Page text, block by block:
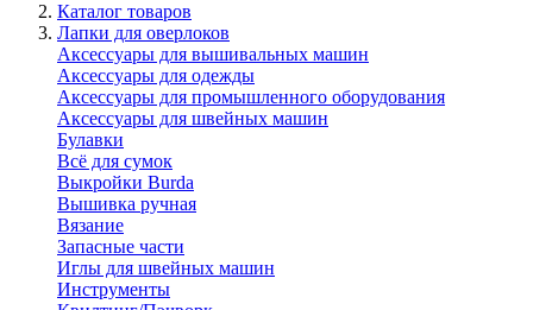
Каталог товаров
Лапки для оверлоков
Аксессуары для вышивальных машин
Аксессуары для одежды
Аксессуары для промышленного оборудования
Аксессуары для швейных машин
Булавки
Всё для сумок
Выкройки Burda
Вышивка ручная
Вязание
Запасные части
Иглы для швейных машин
Инструменты